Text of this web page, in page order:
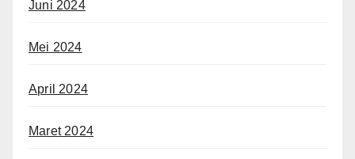
Juni 2024
Mei 2024
April 2024
Maret 2024